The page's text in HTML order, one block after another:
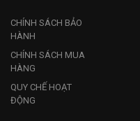
CHÍNH SÁCH BẢO
HÀNH
CHÍNH SÁCH MUA
HÀNG
QUY CHẾ HOẠT
ĐỘNG